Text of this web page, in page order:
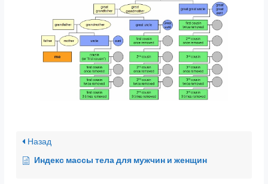
Назад
Индекс массы тела для мужчин и женщин